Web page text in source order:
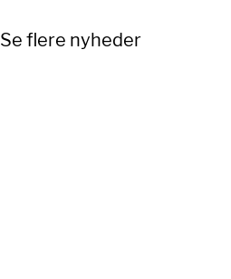
Se flere nyheder